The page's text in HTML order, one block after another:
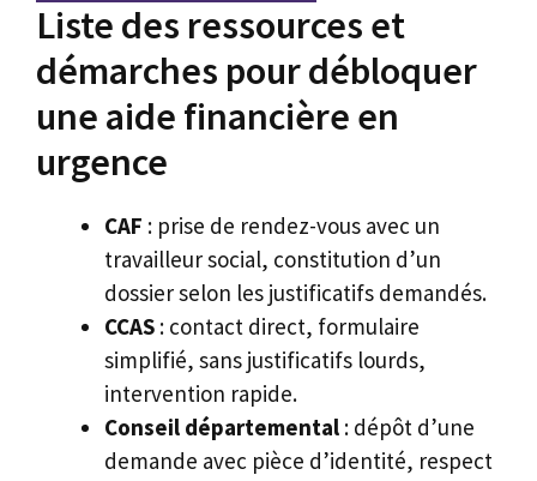
Liste des ressources et
démarches pour débloquer
une aide financière en
urgence
CAF : prise de rendez-vous avec un
travailleur social, constitution d’un
dossier selon les justificatifs demandés.
CCAS : contact direct, formulaire
simplifié, sans justificatifs lourds,
intervention rapide.
Conseil départemental : dépôt d’une
demande avec pièce d’identité, respect